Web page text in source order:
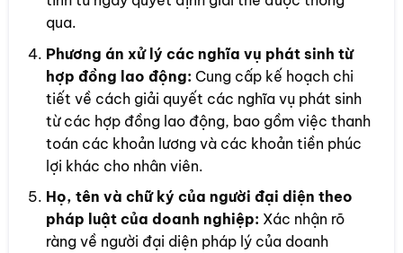
qua.
Phương án xử lý các nghĩa vụ phát sinh từ
hợp đồng lao động: Cung cấp kế hoạch chi
tiết về cách giải quyết các nghĩa vụ phát sinh
từ các hợp đồng lao động, bao gồm việc thanh
toán các khoản lương và các khoản tiền phúc
lợi khác cho nhân viên.
Họ, tên và chữ ký của người đại diện theo
pháp luật của doanh nghiệp: Xác nhận rõ
ràng về người đại diện pháp lý của doanh